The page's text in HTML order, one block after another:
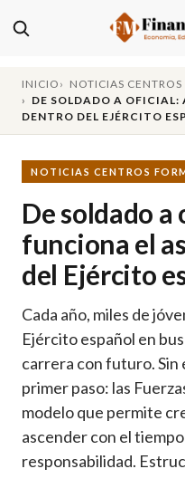
INICIO
NOTICIAS CENTROS
DE SOLDADO A OFICIAL:
DENTRO DEL EJÉRCITO
NOTICIAS CENTROS
De soldado
funciona el
del Ejército
Cada año, miles de
Ejército español en
carrera con futuro. Sin
primer paso: las
modelo que permite
ascender con el
responsabilidad.